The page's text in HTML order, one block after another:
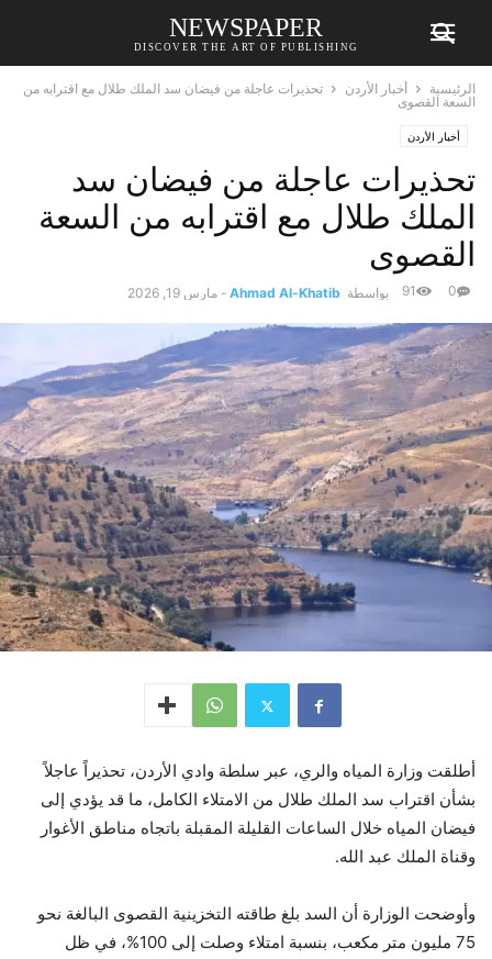
NEWSPAPER
DISCOVER THE ART OF PUBLISHING
الرئيسية أخبار الأردن
تحذيرات عاجلة من فيضان سد الملك طلال مع اقترابه من
السعة القصوى
أخبار الأردن
تحذيرات عاجلة من فيضان سد
الملك طلال مع اقترابه من السعة
القصوى
بواسطة Ahmad Al-Khatib
- مارس 19, 2026 0
91
أطلقت وزارة المياه والري، عبر سلطة وادي الأردن، تحذيراً عاجلاً
بشأن اقتراب سد الملك طلال من الامتلاء الكامل، ما قد يؤدي إلى
فيضان المياه خلال الساعات القليلة المقبلة باتجاه مناطق الأغوار
وقناة الملك عبد الله.
وأوضحت الوزارة أن السد بلغ طاقته التخزينية القصوى البالغة نحو
75 مليون متر مكعب، بنسبة امتلاء وصلت إلى 100%، في ظل